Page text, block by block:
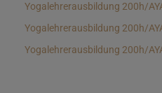
Yogalehrerausbildung 200h/
Yogalehrerausbildung 200h/
Yogalehrerausbildung 200h/